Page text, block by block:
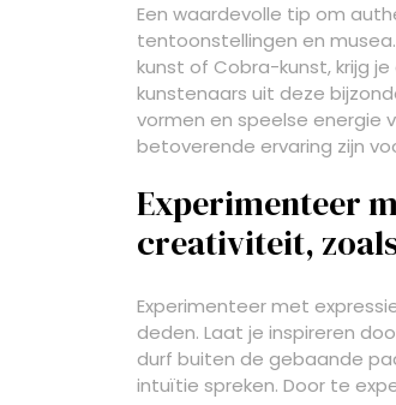
Een waardevolle tip om
tentoonstellingen en
kunst of Cobra-kunst, krijg
kunstenaars uit deze
vormen en speelse energie
betoverende ervaring zijn
Experimenteer
creativiteit,
Experimenteer met
deden. Laat je inspireren
durf buiten de gebaande
intuïtie spreken. Door te